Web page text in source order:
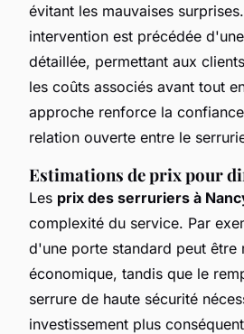
évitant les mauvaises
intervention est précédée
détaillée, permettant aux
les coûts associés avant tout
approche renforce la
relation ouverte entre le
Estimations de prix pour
Les prix des serruriers à
complexité du service. Par
d'une porte standard peut être
économique, tandis que le
serrure de haute sécurité
investissement plus